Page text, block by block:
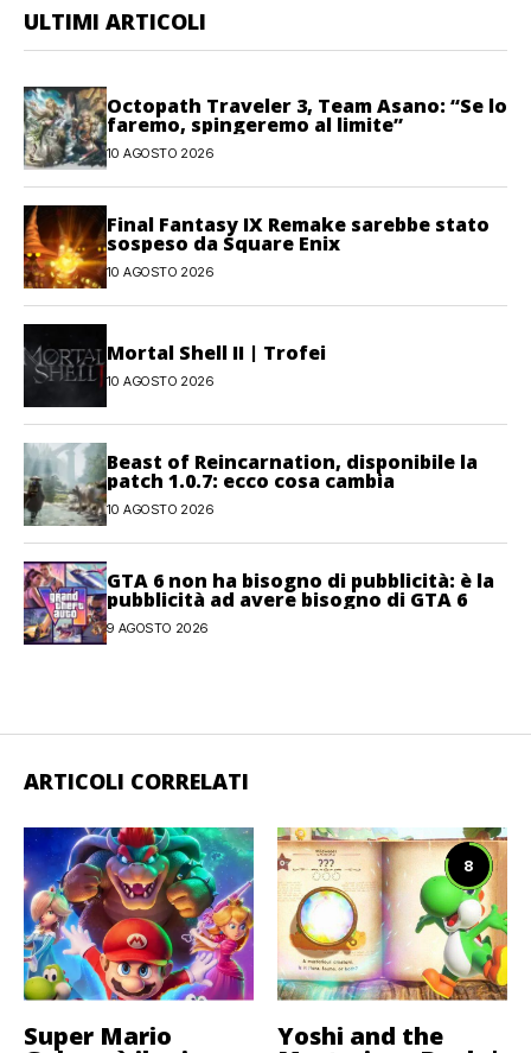
ULTIMI ARTICOLI
Octopath Traveler 3, Team Asano: “Se lo
faremo, spingeremo al limite”
10 AGOSTO 2026
Final Fantasy IX Remake sarebbe stato
sospeso da Square Enix
10 AGOSTO 2026
Mortal Shell II | Trofei
10 AGOSTO 2026
Beast of Reincarnation, disponibile la
patch 1.0.7: ecco cosa cambia
10 AGOSTO 2026
GTA 6 non ha bisogno di pubblicità: è la
pubblicità ad avere bisogno di GTA 6
9 AGOSTO 2026
ARTICOLI CORRELATI
Super Mario
8
Yoshi and the